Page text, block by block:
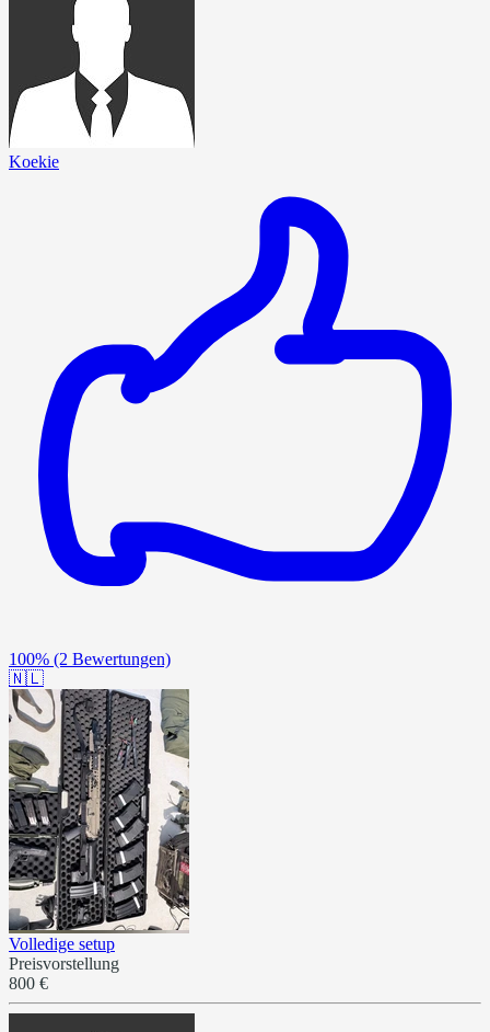
Koekie
100% (2 Bewertungen)
🇳🇱
Volledige setup
Preisvorstellung
800 €